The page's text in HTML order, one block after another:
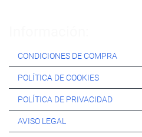
CONDICIONES DE COMPRA
POLÍTICA DE COOKIES
POLÍTICA DE PRIVACIDAD
AVISO LEGAL